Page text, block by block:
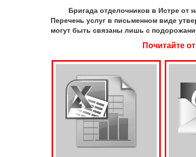
Бригада отделочников в Истре от
Перечень услуг в письменном виде
могут быть связаны лишь с
Почитайте